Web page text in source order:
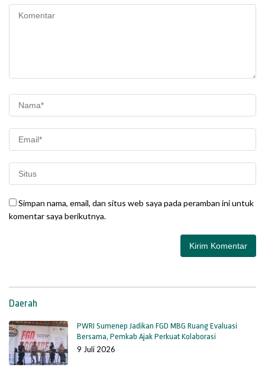
Simpan nama, email, dan situs web saya pada peramban ini untuk
komentar saya berikutnya.
Daerah
PWRI Sumenep Jadikan FGD MBG Ruang Evaluasi
Bersama, Pemkab Ajak Perkuat Kolaborasi
9 Juli 2026